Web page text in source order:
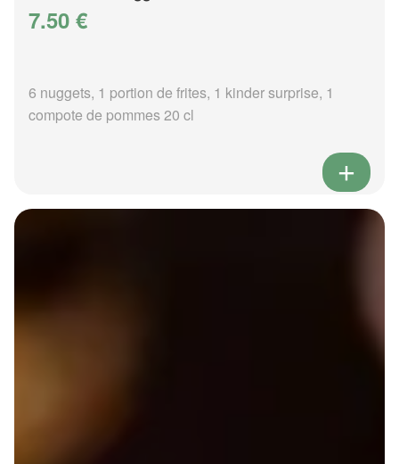
7.50 €
6 nuggets, 1 portion de frites, 1 kinder surprise, 1
compote de pommes 20 cl